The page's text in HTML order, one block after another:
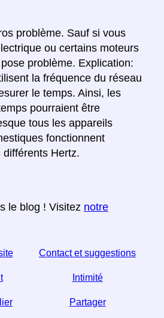
problème. Sauf si vous
ou certains moteurs
problème. Explication:
la fréquence du réseau
le temps. Ainsi, les
pourraient être
tous les appareils
fonctionnent
Hertz.
le blog ! Visitez notre
Contact et suggestions
Intimité
Partager